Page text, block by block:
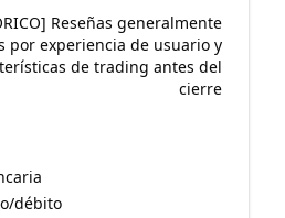
Reseñas generalmente
por experiencia de usuario y
de trading antes del
cierre
débito